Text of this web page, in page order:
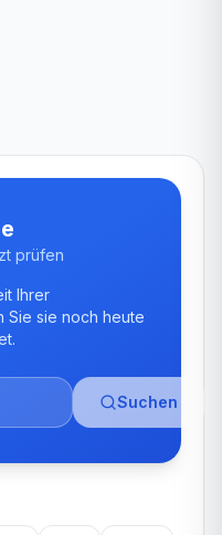
prüfen
Ihrer
Sie sie noch heute
Suchen